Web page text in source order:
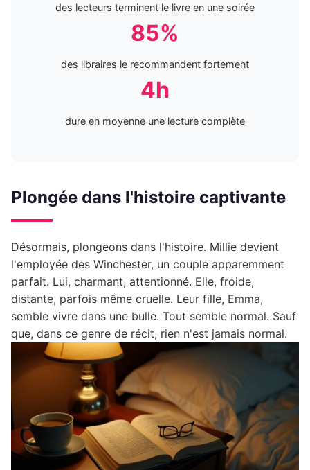
des lecteurs terminent le livre en une soirée
85%
des libraires le recommandent fortement
4h
dure en moyenne une lecture complète
Plongée dans l'histoire captivante
Désormais, plongeons dans l'histoire. Millie devient
l'employée des Winchester, un couple apparemment
parfait. Lui, charmant, attentionné. Elle, froide,
distante, parfois même cruelle. Leur fille, Emma,
semble vivre dans une bulle. Tout semble normal. Sauf
que, dans ce genre de récit, rien n'est jamais normal.